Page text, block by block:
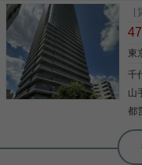
人
木
町
た
写真(9)
47
東
千
山
都
根津駅前センター（実用
ッフ小西